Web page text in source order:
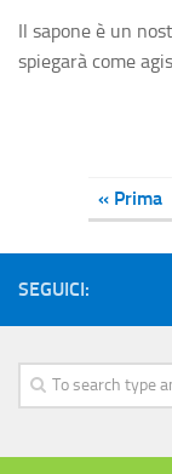
Il sapone è un
spiegarà come
« Prima
SEGUICI: